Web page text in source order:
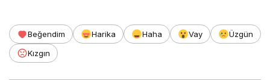
Beğendim Harika Haha Vay
Üzgün
Kızgın